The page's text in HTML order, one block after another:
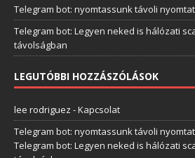
Telegram bot: nyomtassunk távoli
Telegram bot: Legyen neked is hálózati
távolságban
LEGUTÓBBI HOZZÁSZÓLÁSOK
lee rodriguez -Kapcsolat
Telegram bot: nyomtassunk távoli
Telegram bot: Legyen neked is hálózati